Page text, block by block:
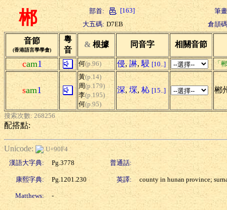
郴 部首: [163]
筆
大五碼: D7EB 倉頡
音節
(香港語言學學會)
粵
音
& 根據 同音字 相關音節
cam1 何(p.96) 侵, 諃, 駸 [10..] 「
sam1
黃(p.14)
周(p.179)
李(p.195)
何(p.95)
深, 堔, 杺 [15..] 郴
搜索次數: 268256
配搭點:
Unicode:
U+90F4
漢語大字典:
Pg.3778 普通話:
康熙字典: Pg.1201.230 英譯: county in hunan province;
Matthews: -